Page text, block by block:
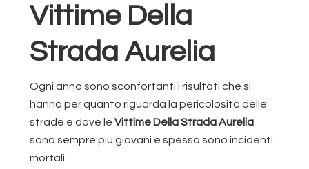
Vittime Della
Strada Aurelia
Ogni anno sono sconfortanti i risultati che si
hanno per quanto riguarda la pericolosità delle
strade e dove leVittime Della Strada Aurelia
sono sempre più giovani e spesso sono incidenti
mortali.